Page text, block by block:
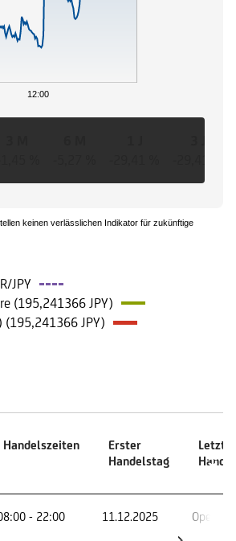
12:00
keinen verlässlichen Indikator für zukünftige
JPY
(195,241366 JPY)
(195,241366 JPY)
Handelszeiten
Erster
Handelstag
Letzter
Handelstag
- 22:00 11.12.2025 Open